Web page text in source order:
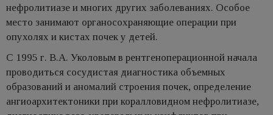
нефролитиазе и многих других заболеваниях. Особое
место занимают органосохраняющие операции при
опухолях и кистах почек у детей.
С 1995 г. В.А. Уколовым в рентгеноперационной начала
проводиться сосудистая диагностика объемных
образований и аномалий строения почек, определение
ангиоархитектоники при коралловидном нефролитиазе,